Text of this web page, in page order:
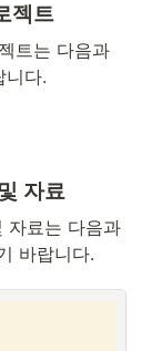
젝트
트는 다음과
니다.
자료
료는 다음과
바랍니다.